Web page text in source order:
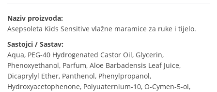
Naziv proizvoda:
Asepsoleta Kids Sensitive vlažne maramice za ruke i tijelo.
Sastojci / Sastav:
Aqua, PEG-40 Hydrogenated Castor Oil, Glycerin,
Phenoxyethanol, Parfum, Aloe Barbadensis Leaf Juice,
Dicaprylyl Ether, Panthenol, Phenylpropanol,
Hydroxyacetophenone, Polyuaternium-10, O-Cymen-5-ol,